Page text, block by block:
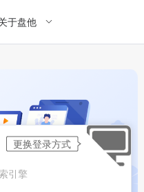
于盘他
引擎